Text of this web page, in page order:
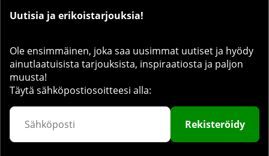
Uutisia ja erikoistarjouksia!
Ole ensimmäinen, joka saa uusimmat uutiset ja hyödy
ainutlaatuisista tarjouksista, inspiraatiosta ja paljon
muusta!
Täytä sähköpostiosoitteesi alla:
Rekisteröidy